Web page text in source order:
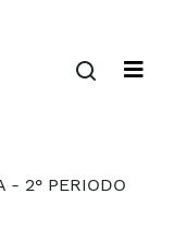
- 2° PERIODO